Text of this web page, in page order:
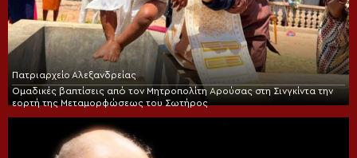
Πατριαρχείο Αλεξανδρείας
Ομαδικές βαπτίσεις από τον Μητροπολίτη Αρούσας στη Σινγκίντα την
εορτή της Μεταμορφώσεως του Σωτήρος